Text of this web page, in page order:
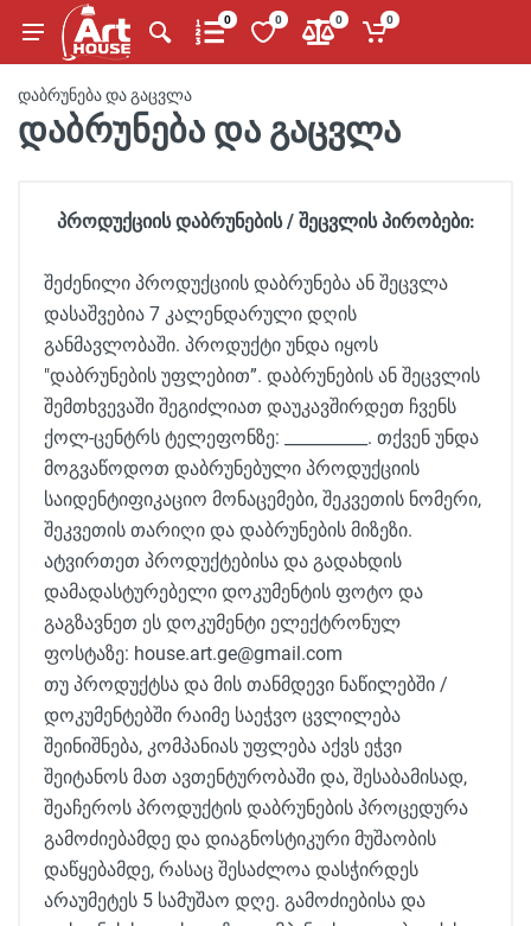
0 0 0 0
დაბრუნება და გაცვლა
დაბრუნება და გაცვლა
პროდუქციის დაბრუნების / შეცვლის პირობები:
შეძენილი პროდუქციის დაბრუნება ან შეცვლა
დასაშვებია 7 კალენდარული დღის
განმავლობაში. პროდუქტი უნდა იყოს
"დაბრუნების უფლებით”. დაბრუნების ან შეცვლის
შემთხვევაში შეგიძლიათ დაუკავშირდეთ ჩვენს
ქოლ-ცენტრს ტელეფონზე: __________. თქვენ უნდა
მოგვაწოდოთ დაბრუნებული პროდუქციის
საიდენტიფიკაციო მონაცემები, შეკვეთის ნომერი,
შეკვეთის თარიღი და დაბრუნების მიზეზი.
ატვირთეთ პროდუქტებისა და გადახდის
დამადასტურებელი დოკუმენტის ფოტო და
გაგზავნეთ ეს დოკუმენტი ელექტრონულ
ფოსტაზე: house.art.ge@gmail.com
თუ პროდუქტსა და მის თანმდევი ნაწილებში /
დოკუმენტებში რაიმე საეჭვო ცვლილება
შეინიშნება, კომპანიას უფლება აქვს ეჭვი
შეიტანოს მათ ავთენტურობაში და, შესაბამისად,
შეაჩეროს პროდუქტის დაბრუნების პროცედურა
გამოძიებამდე და დიაგნოსტიკური მუშაობის
დაწყებამდე, რასაც შესაძლოა დასჭირდეს
არაუმეტეს 5 სამუშაო დღე. გამოძიებისა და